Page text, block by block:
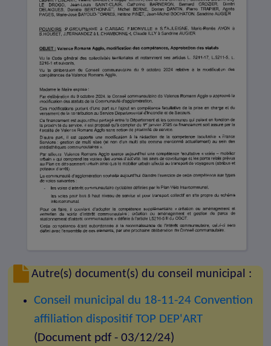
Autre(s) document(s) du conseil municipal :
Conseil municipal du 18-11-24 Convention
affiliation dispositif TOP DEP'ART
(Document pdf - 03/12/24)